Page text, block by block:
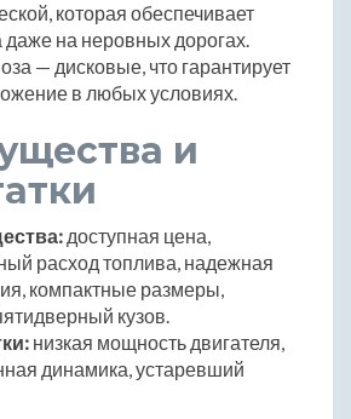
которая обеспечивает
даже на неровных дорогах.
— дисковые, что гарантирует
в любых условиях.
и
доступная цена,
расход топлива, надежная
компактные размеры,
кузов.
низкая мощность двигателя,
динамика, устаревший